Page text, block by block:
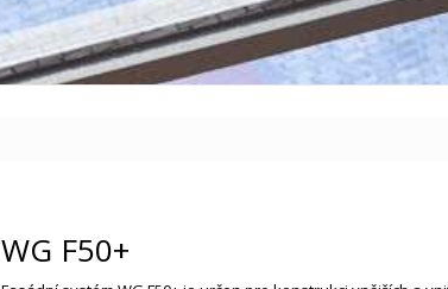
WG F50+